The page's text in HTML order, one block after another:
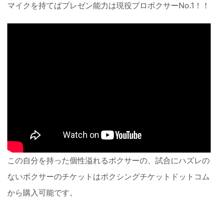
マイクを持てばプレゼン能力は現役プロボクサーNo.1！！
この自分を持った個性溢れるボクサーの、試合にハズレの
ないボクサーのチケットはボクシングチケットドットコム
から購入可能です。